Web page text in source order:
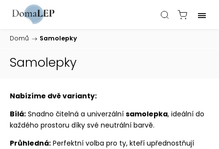
Domů / Samolepky
Samolepky
Nabízíme dvě varianty:
Bílá: Snadno čitelná a univerzální samolepka, ideální do
každého prostoru díky své neutrální barvě.
Průhledná: Perfektní volba pro ty, kteří upřednostňují